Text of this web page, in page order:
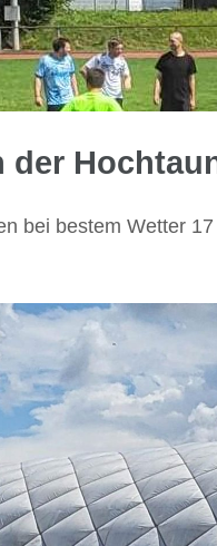
der
bei bestem Wetter